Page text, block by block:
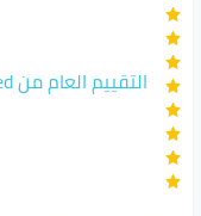
التقييم العام من undefined زائر